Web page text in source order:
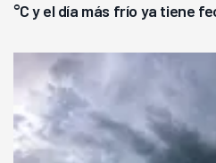
°C y el día más frío ya tiene